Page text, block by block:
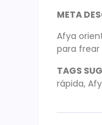
META
Afya
para frear
TAGS
rápida,